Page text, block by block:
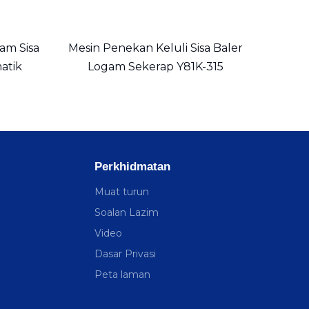
Sisa
Mesin Penekan Keluli Sisa Baler
Logam Sekerap Y81K-315
Perkhidmatan
Muat turun
Soalan Lazim
Video
Dasar Privasi
Peta laman